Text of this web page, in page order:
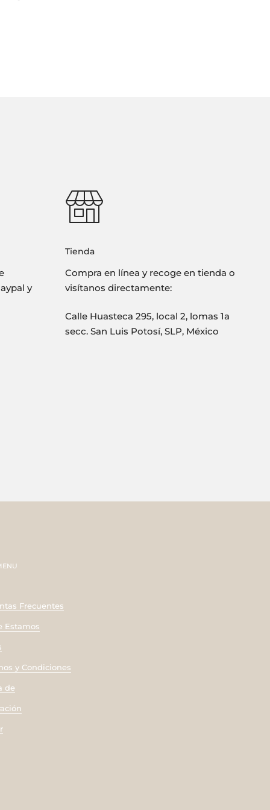
y
Tienda
Compra en línea y recoge en tienda o
visítanos directamente:
Calle Huasteca 295, local 2, lomas 1a
secc. San Luis Potosí, SLP, México
Frecuentes
Estamos
y Condiciones
de